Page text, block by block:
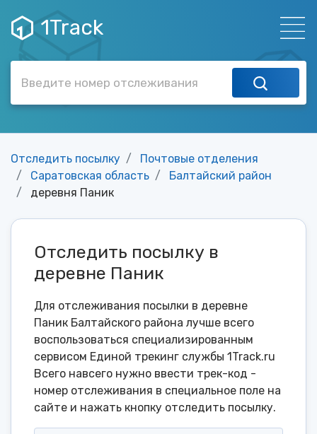
1Track
Отследить посылку
Почтовые отделения
Саратовская область
Балтайский район
деревня Паник
Отследить посылку в
деревне Паник
Для отслеживания посылки в деревне
Паник Балтайского района лучше всего
воспользоваться специализированным
сервисом Единой трекинг службы 1Track.ru
Всего навсего нужно ввести трек-код -
номер отслеживания в специальное поле на
сайте и нажать кнопку отследить посылку.